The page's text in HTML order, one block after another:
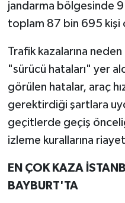
jandarma bölgesinde
toplam 87 bin 695 kişi
Trafik kazalarına neden
"sürücü hataları" yer
görülen hatalar, araç
gerektirdiği şartlara
geçitlerde geçiş
izleme kurallarına
EN ÇOK KAZA
BAYBURT'TA